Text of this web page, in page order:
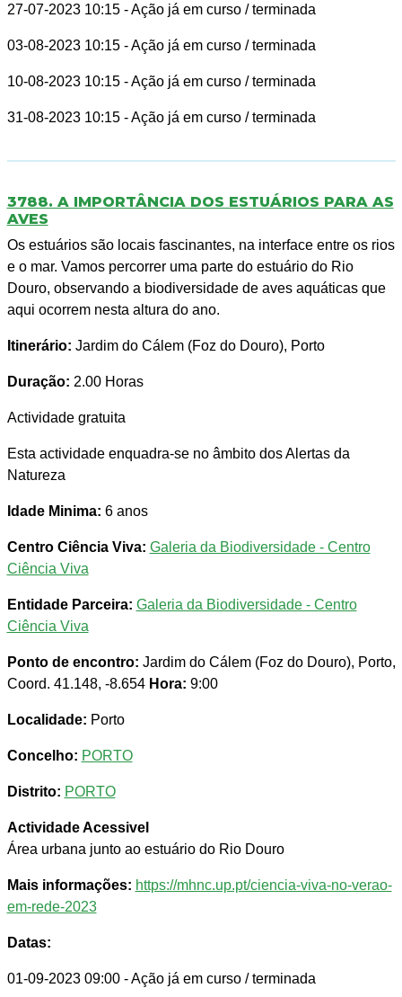
27-07-2023 10:15 - Ação já em curso / terminada
03-08-2023 10:15 - Ação já em curso / terminada
10-08-2023 10:15 - Ação já em curso / terminada
31-08-2023 10:15 - Ação já em curso / terminada
3788. A IMPORTÂNCIA DOS ESTUÁRIOS PARA AS
AVES
Os estuários são locais fascinantes, na interface entre os rios
e o mar. Vamos percorrer uma parte do estuário do Rio
Douro, observando a biodiversidade de aves aquáticas que
aqui ocorrem nesta altura do ano.
Itinerário: Jardim do Cálem (Foz do Douro), Porto
Duração: 2.00 Horas
Actividade gratuita
Esta actividade enquadra-se no âmbito dos Alertas da
Natureza
Idade Minima: 6 anos
Centro Ciência Viva: Galeria da Biodiversidade - Centro
Ciência Viva
Entidade Parceira: Galeria da Biodiversidade - Centro
Ciência Viva
Ponto de encontro: Jardim do Cálem (Foz do Douro), Porto,
Coord. 41.148, -8.654 Hora: 9:00
Localidade: Porto
Concelho: PORTO
Distrito: PORTO
Actividade Acessivel
Área urbana junto ao estuário do Rio Douro
Mais informações: https://mhnc.up.pt/ciencia-viva-no-verao-
em-rede-2023
Datas:
01-09-2023 09:00 - Ação já em curso / terminada